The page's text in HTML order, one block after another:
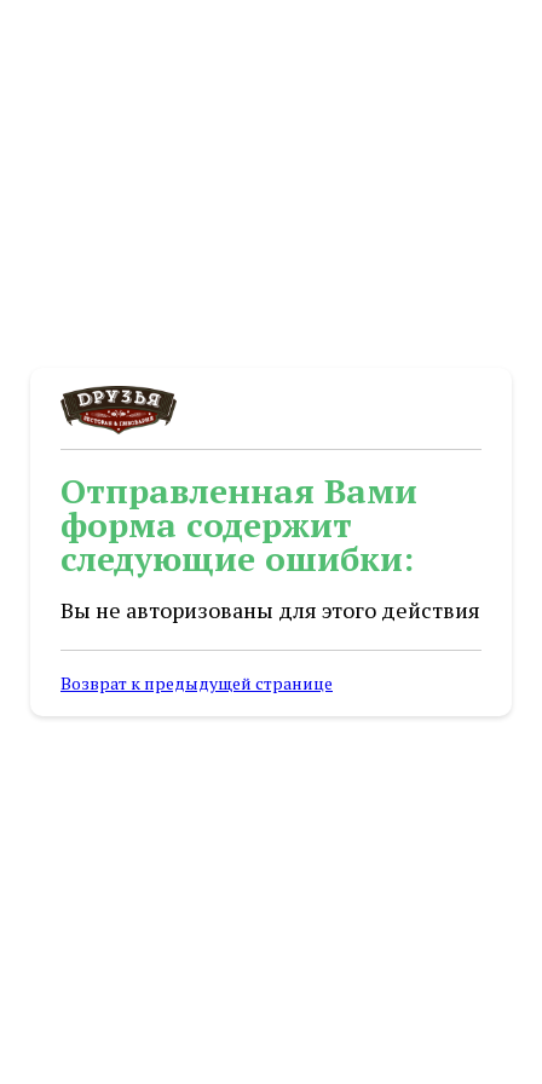
Отправленная Вами
форма содержит
следующие ошибки:
Вы не авторизованы для этого действия
Возврат к предыдущей странице